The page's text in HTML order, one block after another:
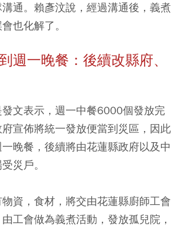
通。賴彥汶說，經過溝通後，義煮
也化解了。
週一晚餐：後續改縣府、
文表示，週一中餐6000個發放完
宣佈將統一發放便當到災區，因此
晚餐，後續將由花蓮縣政府以及中
災戶。
物資，食材，將交由花蓮縣廚師工會
工會做為義煮活動，發放孤兒院，